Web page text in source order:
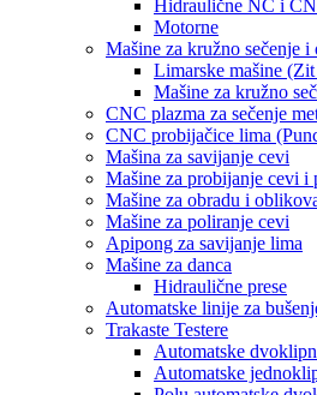
Hidraulične NC i
Motorne
Mašine za kružno sečenje i
Limarske mašine
Mašine za kružno
CNC plazma za sečenje
CNC probijačice lima
Mašina za savijanje cevi
Mašine za probijanje cevi i
Mašine za obradu i
Mašine za poliranje cevi
Apipong za savijanje lima
Mašine za danca
Hidraulične prese
Automatske linije za
Trakaste Testere
Automatske
Automatske